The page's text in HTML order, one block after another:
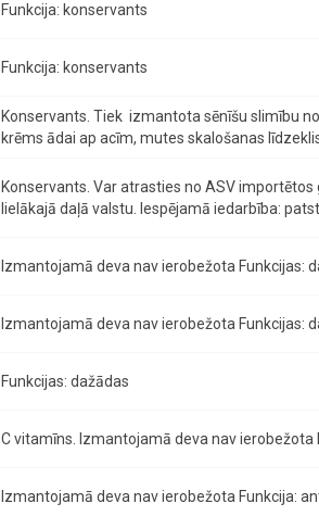
Funkcija: konservants
Funkcija: konservants
Konservants. Tiek izmantota sēnīšu slimību
krēms ādai ap acīm, mutes skalošanas
Konservants. Var atrasties no ASV
lielākajā daļā valstu. Iespējamā iedarbība:
Izmantojamā deva nav ierobežota Funkcijas:
Izmantojamā deva nav ierobežota Funkcijas:
Funkcijas: dažādas
C vitamīns. Izmantojamā deva nav ierobežota
Izmantojamā deva nav ierobežota Funkcija: